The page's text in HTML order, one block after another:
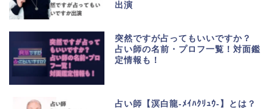
出演
突然ですが占ってもいいですか？
占い師の名前・プロフ一覧！対面鑑
定情報も！
占い師【溟白龍-ﾒｲﾊｸﾘｭｳ-】とは？